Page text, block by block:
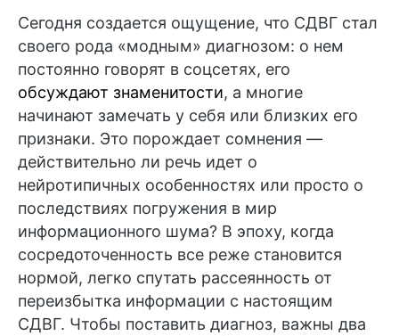
Сегодня создается ощущение, что СДВГ стал
своего рода «модным» диагнозом: о нем
постоянно говорят в соцсетях, его
обсуждают знаменитости, а многие
начинают замечать у себя или близких его
признаки. Это порождает сомнения —
действительно ли речь идет о
нейротипичных особенностях или просто о
последствиях погружения в мир
информационного шума? В эпоху, когда
сосредоточенность все реже становится
нормой, легко спутать рассеянность от
переизбытка информации с настоящим
СДВГ. Чтобы поставить диагноз, важны два